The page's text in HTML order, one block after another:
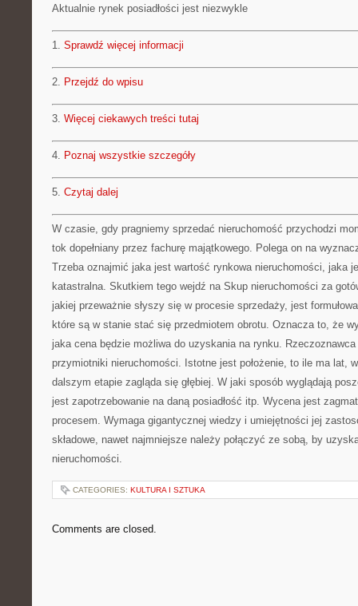
Aktualnie rynek posiadłości jest niezwykle
1. Sprawdź więcej informacji
2. Przejdź do wpisu
3. Więcej ciekawych treści tutaj
4. Poznaj wszystkie szczegóły
5. Czytaj dalej
W czasie, gdy pragniemy sprzedać nieruchomość przychodzi
tok dopełniany przez fachurę majątkowego. Polega on na
Trzeba oznajmić jaka jest wartość rynkowa nieruchomości, jaka
katastralna. Skutkiem tego wejdź na Skup nieruchomości za
jakiej przeważnie słyszy się w procesie sprzedaży, jest
które są w stanie stać się przedmiotem obrotu. Oznacza to, że
jaka cena będzie możliwa do uzyskania na rynku.
przymiotniki nieruchomości. Istotne jest położenie, to ile ma lat,
dalszym etapie zagląda się głębiej. W jaki sposób wyglądają
jest zapotrzebowanie na daną posiadłość itp. Wycena jest
procesem. Wymaga gigantycznej wiedzy i umiejętności jej
składowe, nawet najmniejsze należy połączyć ze sobą, by
nieruchomości.
CATEGORIES: KULTURA I SZTUKA
Comments are closed.